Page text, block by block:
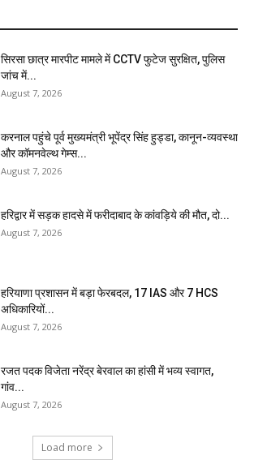
सिरसा छात्र मारपीट मामले में CCTV फुटेज सुरक्षित, पुलिस
जांच में...
August 7, 2026
करनाल पहुंचे पूर्व मुख्यमंत्री भूपेंद्र सिंह हुड्डा, कानून-व्यवस्था
और कॉमनवेल्थ गेम्स...
August 7, 2026
हरिद्वार में सड़क हादसे में फरीदाबाद के कांवड़िये की मौत, दो...
August 7, 2026
हरियाणा प्रशासन में बड़ा फेरबदल, 17 IAS और 7 HCS
अधिकारियों...
August 7, 2026
रजत पदक विजेता नरेंद्र बेरवाल का हांसी में भव्य स्वागत,
गांव...
August 7, 2026
Load more